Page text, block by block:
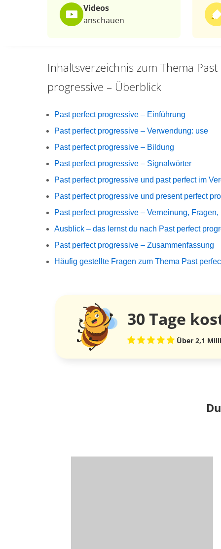
Videos
anschauen
Inhaltsverzeichnis zum Thema
progressive – Überblick
Past perfect progressive – Einführung
Past perfect progressive – Verwendung: use
Past perfect progressive – Bildung
Past perfect progressive – Signalwörter
Past perfect progressive und past perfect im
Past perfect progressive und present perfect
Past perfect progressive – Verneinung,
Ausblick – das lernst du nach Past perfect
Past perfect progressive – Zusammenfassung
Häufig gestellte Fragen zum Thema Past
30 Tage
Über 2,1